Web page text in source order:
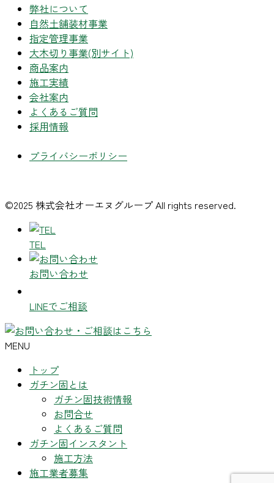
弊社について
自然土舗装材事業
指定管理事業
大木切り事業(別サイト)
商品案内
施工実績
会社案内
よくあるご質問
採用情報
プライバシーポリシー
©2025 株式会社オーエヌグループ All rights reserved.
TEL
お問い合わせ
LINEでご相談
MENU
トップ
ガチン固とは
ガチン固技術情報
お問合せ
よくあるご質問
ガチン固インスタント
施工方法
施工業者募集